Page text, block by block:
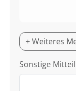
+ Weiteres
Sonstige